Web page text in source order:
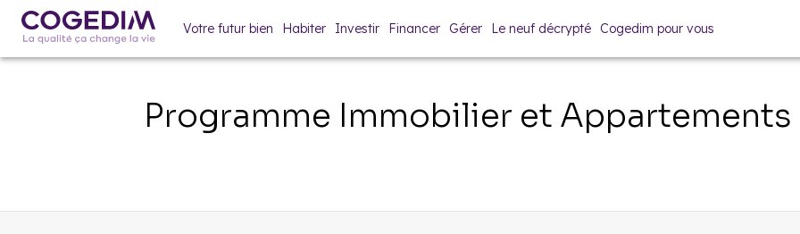
Votre futur bien Habiter Investir Financer Gérer Le neuf décrypté Cogedim pour vous
Programme Immobilier et Appartements